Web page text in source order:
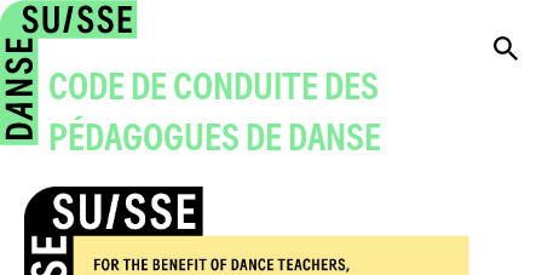
CODE DE CONDUITE DES
PÉDAGOGUES DE DANSE